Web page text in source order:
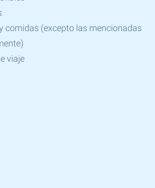
comidas (excepto las mencionadas
viaje